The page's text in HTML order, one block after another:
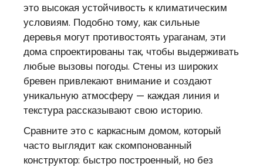
это высокая устойчивость к климатическим
условиям. Подобно тому, как сильные
деревья могут противостоять ураганам, эти
дома спроектированы так, чтобы выдерживать
любые вызовы погоды. Стены из широких
бревен привлекают внимание и создают
уникальную атмосферу — каждая линия и
текстура рассказывают свою историю.
Сравните это с каркасным домом, который
часто выглядит как скомпонованный
конструктор: быстро построенный, но без